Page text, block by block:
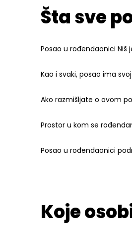
Šta sve
Posao u rođendaonici
Kao i svaki, posao ima
Ako razmišljate o ovom
Prostor u kom se
Posao u rođendaonici
Koje